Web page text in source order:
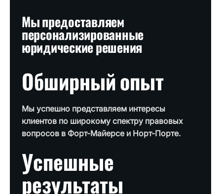
Мы предоставляем
персонализированные
юридические решения
Обширный опыт
Мы успешно представляем интересы
клиентов по широкому спектру правовых
вопросов в Форт-Майерсе и Норт-Порте.
Успешные
результаты